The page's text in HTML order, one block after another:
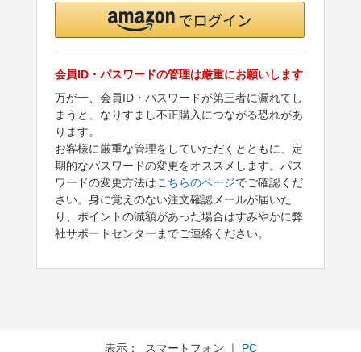
会員ID・パスワードの管理は厳重にお願いします
万が一、会員ID・パスワードが第三者に漏れてし
まうと、なりすまし不正購入につながる恐れがあ
ります。
お客様に厳重な管理をしていただくとともに、定
期的なパスワードの変更をオススメします。パス
ワードの変更方法はこちらのページでご確認くだ
さい。身に覚えのない注文確認メールが届いた
り、ポイントの減額があった場合はすみやかに弊
社サポートセンターまでご連絡ください。
表示： スマートフォン ｜ PC